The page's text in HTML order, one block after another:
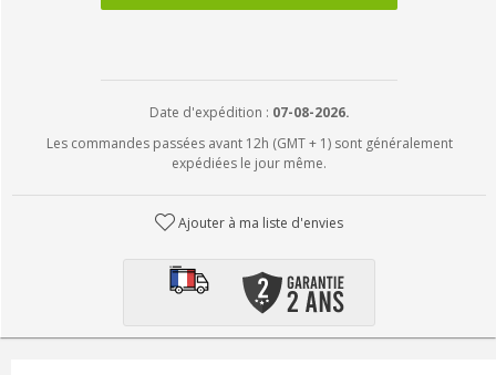
Date d'expédition : 07-08-2026.
Les commandes passées avant 12h (GMT + 1) sont généralement
expédiées le jour même.
Ajouter à ma liste d'envies